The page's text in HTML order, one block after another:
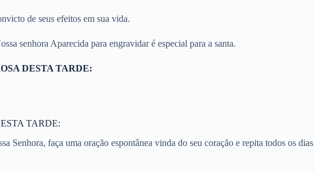
de seus efeitos em sua vida.
senhora Aparecida para engravidar é especial para a santa.
DESTA TARDE:
TARDE:
Senhora, faça uma oração espontânea vinda do seu coração e repita todos os dias